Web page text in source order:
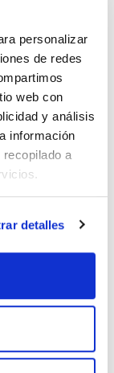
personalizar
de redes
web con
y análisis
información
a
detalles
Precio
Comprar
Comprar